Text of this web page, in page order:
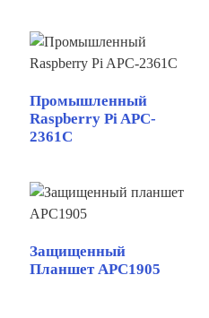
Промышленный
Raspberry Pi APC-
2361C
Защищенный
Планшет APC1905